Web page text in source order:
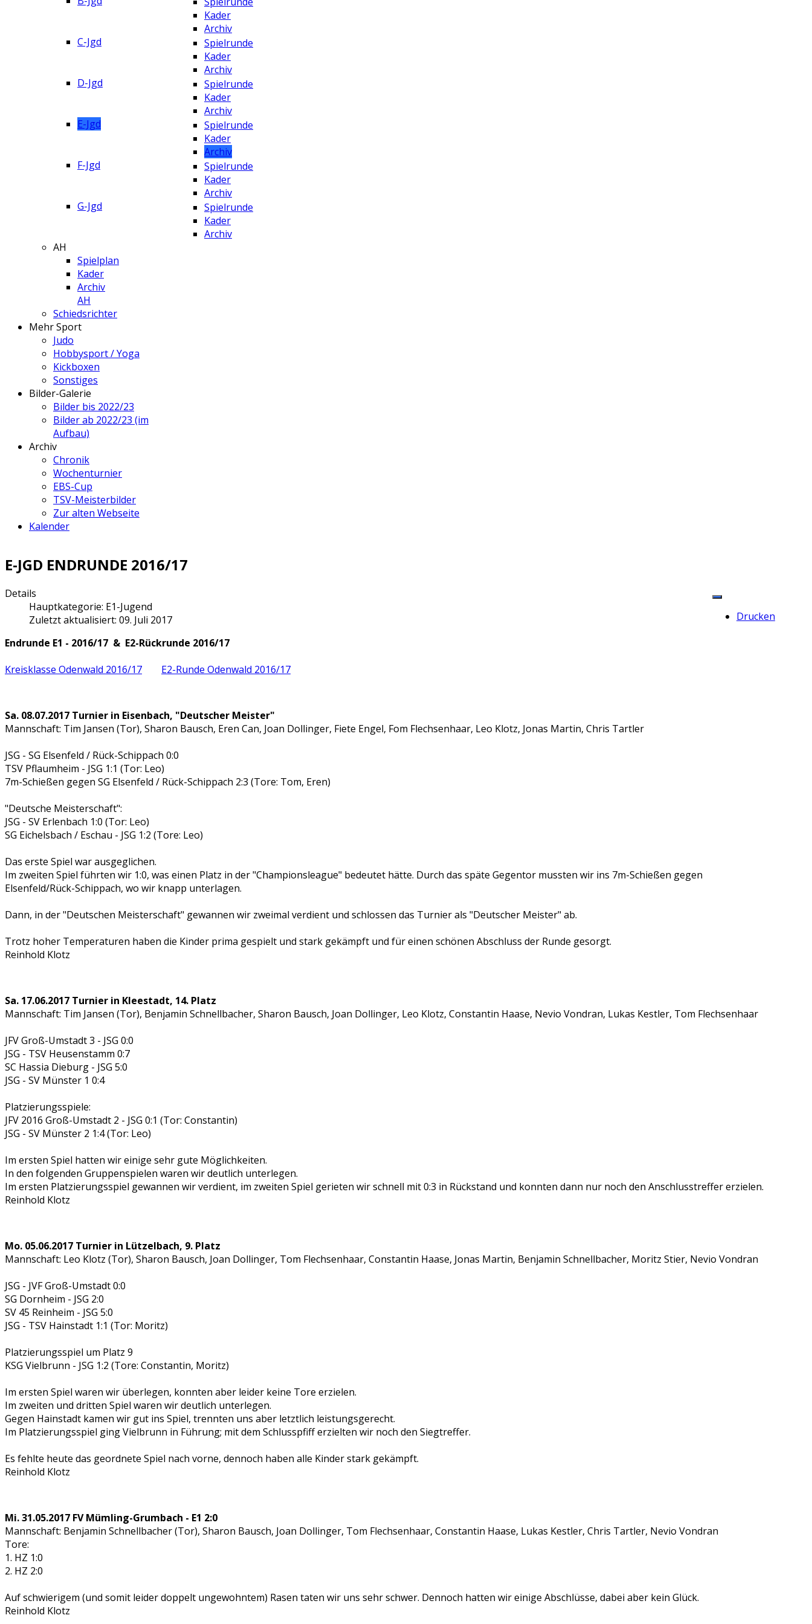
Kader
Archiv
C-Jgd
Spielrunde
Kader
Archiv
D-Jgd
Spielrunde
Kader
Archiv
E-Jgd
Spielrunde
Kader
Archiv
F-Jgd
Spielrunde
Kader
Archiv
G-Jgd
Spielrunde
Kader
Archiv
AH
Spielplan
Kader
Archiv
AH
Schiedsrichter
Mehr Sport
Judo
Hobbysport / Yoga
Kickboxen
Sonstiges
Bilder-Galerie
Bilder bis 2022/23
Bilder ab 2022/23 (im
Aufbau)
Archiv
Chronik
Wochenturnier
EBS-Cup
TSV-Meisterbilder
Zur alten Webseite
Kalender
E-JGD ENDRUNDE 2016/17
Drucken
Details
Hauptkategorie: E1-Jugend
Zuletzt aktualisiert: 09. Juli 2017
Endrunde E1 - 2016/17 & E2-Rückrunde 2016/17
Kreisklasse Odenwald 2016/17
E2-Runde Odenwald 2016/17
Sa. 08.07.2017 Turnier in Eisenbach, "Deutscher Meister"
Mannschaft: Tim Jansen (Tor), Sharon Bausch, Eren Can, Joan Dollinger, Fiete Engel, Fom Flechsenhaar, Leo Klotz, Jonas Martin, Chris Tartler
JSG - SG Elsenfeld / Rück-Schippach 0:0
TSV Pflaumheim - JSG 1:1 (Tor: Leo)
7m-Schießen gegen SG Elsenfeld / Rück-Schippach 2:3 (Tore: Tom, Eren)
"Deutsche Meisterschaft":
JSG - SV Erlenbach 1:0 (Tor: Leo)
SG Eichelsbach / Eschau - JSG 1:2 (Tore: Leo)
Das erste Spiel war ausgeglichen.
Im zweiten Spiel führten wir 1:0, was einen Platz in der "Championsleague" bedeutet hätte. Durch das späte Gegentor mussten wir ins 7m-Schießen gegen
Elsenfeld/Rück-Schippach, wo wir knapp unterlagen.
Dann, in der "Deutschen Meisterschaft" gewannen wir zweimal verdient und schlossen das Turnier als "Deutscher Meister" ab.
Trotz hoher Temperaturen haben die Kinder prima gespielt und stark gekämpft und für einen schönen Abschluss der Runde gesorgt.
Reinhold Klotz
Sa. 17.06.2017 Turnier in Kleestadt, 14. Platz
Mannschaft: Tim Jansen (Tor), Benjamin Schnellbacher, Sharon Bausch, Joan Dollinger, Leo Klotz, Constantin Haase, Nevio Vondran, Lukas Kestler, Tom Flechsenhaar
JFV Groß-Umstadt 3 - JSG 0:0
JSG - TSV Heusenstamm 0:7
SC Hassia Dieburg - JSG 5:0
JSG - SV Münster 1 0:4
Platzierungsspiele:
JFV 2016 Groß-Umstadt 2 - JSG 0:1 (Tor: Constantin)
JSG - SV Münster 2 1:4 (Tor: Leo)
Im ersten Spiel hatten wir einige sehr gute Möglichkeiten.
In den folgenden Gruppenspielen waren wir deutlich unterlegen.
Im ersten Platzierungsspiel gewannen wir verdient, im zweiten Spiel gerieten wir schnell mit 0:3 in Rückstand und konnten dann nur noch den Anschlusstreffer erzielen.
Reinhold Klotz
Mo. 05.06.2017 Turnier in Lützelbach, 9. Platz
Mannschaft: Leo Klotz (Tor), Sharon Bausch, Joan Dollinger, Tom Flechsenhaar, Constantin Haase, Jonas Martin, Benjamin Schnellbacher, Moritz Stier, Nevio Vondran
JSG - JVF Groß-Umstadt 0:0
SG Dornheim - JSG 2:0
SV 45 Reinheim - JSG 5:0
JSG - TSV Hainstadt 1:1 (Tor: Moritz)
Platzierungsspiel um Platz 9
KSG Vielbrunn - JSG 1:2 (Tore: Constantin, Moritz)
Im ersten Spiel waren wir überlegen, konnten aber leider keine Tore erzielen.
Im zweiten und dritten Spiel waren wir deutlich unterlegen.
Gegen Hainstadt kamen wir gut ins Spiel, trennten uns aber letztlich leistungsgerecht.
Im Platzierungsspiel ging Vielbrunn in Führung; mit dem Schlusspfiff erzielten wir noch den Siegtreffer.
Es fehlte heute das geordnete Spiel nach vorne, dennoch haben alle Kinder stark gekämpft.
Reinhold Klotz
Mi. 31.05.2017 FV Mümling-Grumbach - E1 2:0
Mannschaft: Benjamin Schnellbacher (Tor), Sharon Bausch, Joan Dollinger, Tom Flechsenhaar, Constantin Haase, Lukas Kestler, Chris Tartler, Nevio Vondran
Tore:
1. HZ 1:0
2. HZ 2:0
Auf schwierigem (und somit leider doppelt ungewohntem) Rasen taten wir uns sehr schwer. Dennoch hatten wir einige Abschlüsse, dabei aber kein Glück.
Reinhold Klotz